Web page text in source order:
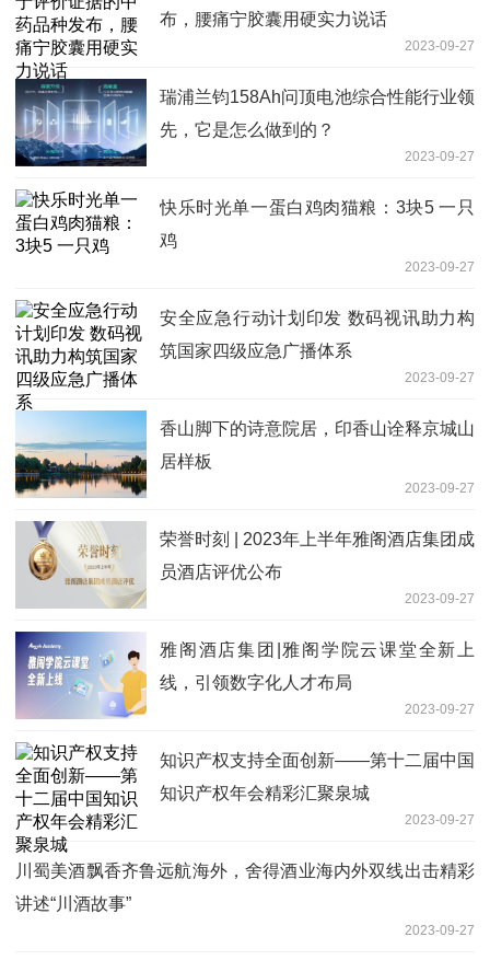
布，腰痛宁胶囊用硬实力说话
2023-09-27
瑞浦兰钧158Ah问顶电池综合性能行业领
先，它是怎么做到的？
2023-09-27
快乐时光单一蛋白鸡肉猫粮：3块5 一只
鸡
2023-09-27
安全应急行动计划印发 数码视讯助力构
筑国家四级应急广播体系
2023-09-27
香山脚下的诗意院居，印香山诠释京城山
居样板
2023-09-27
荣誉时刻 | 2023年上半年雅阁酒店集团成
员酒店评优公布
2023-09-27
雅阁酒店集团|雅阁学院云课堂全新上
线，引领数字化人才布局
2023-09-27
知识产权支持全面创新——第十二届中国
知识产权年会精彩汇聚泉城
2023-09-27
川蜀美酒飘香齐鲁远航海外，舍得酒业海内外双线出击精彩
讲述“川酒故事”
2023-09-27